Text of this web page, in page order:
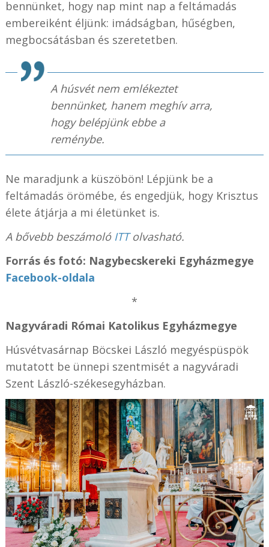
bennünket, hogy nap mint nap a feltámadás
embereiként éljünk: imádságban, hűségben,
megbocsátásban és szeretetben.
A húsvét nem emlékeztet
bennünket, hanem meghív arra,
hogy belépjünk ebbe a
reménybe.
Ne maradjunk a küszöbön! Lépjünk be a
feltámadás örömébe, és engedjük, hogy Krisztus
élete átjárja a mi életünket is.
A bővebb beszámoló ITTolvasható.
Forrás és fotó: Nagybecskereki Egyházmegye
Facebook-oldala
*
Nagyváradi Római Katolikus Egyházmegye
Húsvétvasárnap Böcskei László megyéspüspök
mutatott be ünnepi szentmisét a nagyváradi
Szent László-székesegyházban.